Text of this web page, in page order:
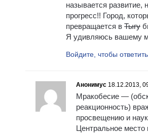
называется развитие,
прогресс!! Город,
превращается в Тыгу
Я удивляюсь вашему
Войдите, чтобы ответить
Анонимус 18.12.2013,
Мракобесие —
реакционность)
просвещению и
Центральное место